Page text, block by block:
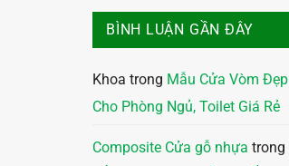
BÌNH LUẬN GẦN ĐÂY
Khoa trong Mẫu Cửa Vòm Đẹp
Cho Phòng Ngủ, Toilet Giá Rẻ
Composite Cửa gỗ nhựa trong